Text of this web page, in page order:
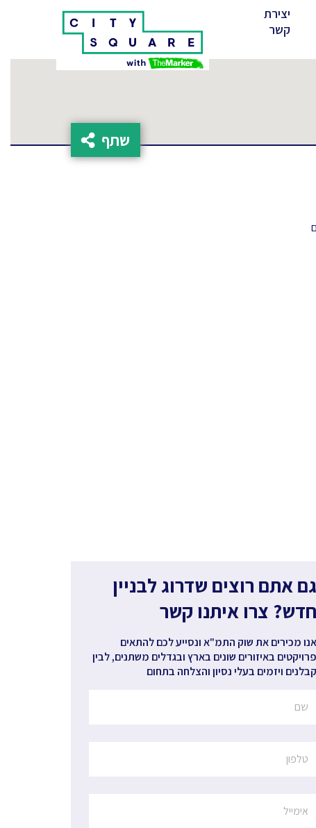
יצירת
קשר
שתף
גם אתם רוצים שדרוג לבניין
חדש? צרו איתנו קשר
אנו מכירים את שוק התמ"א ונסייע לכם להתאים
פרויקטים באיזורים שונים בארץ ובגדלים משתנים, לבין
קבלנים ויזמים בעלי נסיון והצלחה בתחום